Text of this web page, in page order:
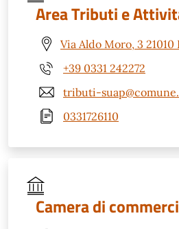
Area Tributi e
Via Aldo Moro, 3 21010
+39 0331 242272
tributi-
0331726110
Camera di